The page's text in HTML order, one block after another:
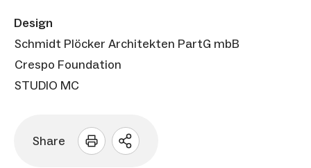
Design
Schmidt Plöcker Architekten PartG mbB
Crespo Foundation
STUDIO MC
Share
Sharing